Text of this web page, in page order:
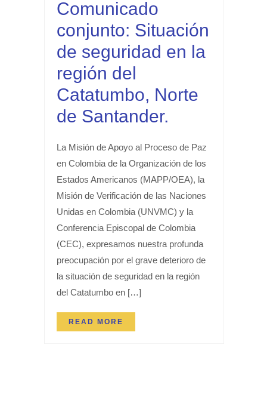
Comunicado
conjunto: Situación
de seguridad en la
región del
Catatumbo, Norte
de Santander.
La Misión de Apoyo al Proceso de Paz
en Colombia de la Organización de los
Estados Americanos (MAPP/OEA), la
Misión de Verificación de las Naciones
Unidas en Colombia (UNVMC) y la
Conferencia Episcopal de Colombia
(CEC), expresamos nuestra profunda
preocupación por el grave deterioro de
la situación de seguridad en la región
del Catatumbo en […]
READ MORE